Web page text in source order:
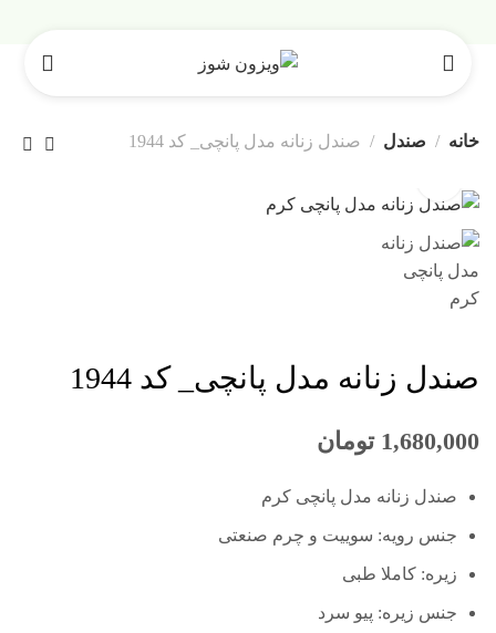
خانه صندل صندل زنانه مدل پانچی_ کد 1944
صندل زنانه مدل پانچی_ کد 1944
1,680,000 تومان
صندل زنانه مدل پانچی کرم
جنس رویه: سوییت و چرم صنعتی
زیره: کاملا طبی
جنس زیره: پیو سرد